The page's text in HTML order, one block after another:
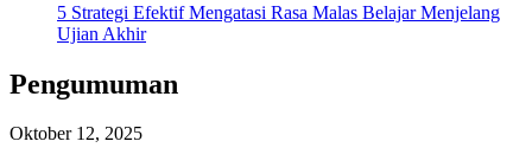
5 Strategi Efektif Mengatasi Rasa Malas Belajar Menjelang
Ujian Akhir
Pengumuman
Oktober 12, 2025